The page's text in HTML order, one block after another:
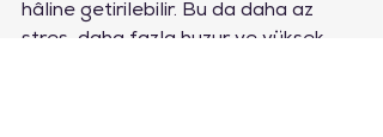
hâline getirilebilir. Bu da daha az
stres, daha fazla huzur ve yüksek